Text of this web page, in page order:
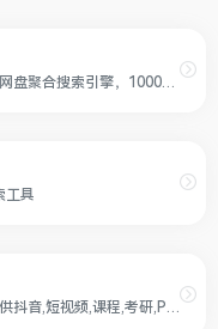
皮卡搜 - 阿里夸克百度蓝奏天翼五大网盘聚合搜索引擎，10000000+ 网盘资源免费无偿分享，坚持做最好的网盘搜索引擎！
工具
学霸盘是百度网盘资源搜索引擎，提供抖音,短视频,课程,考研,PPT模板,电子书,会计,计算机等热门资源，实时检查无效资源，帮您更快捷的获取网盘资源下载信息。